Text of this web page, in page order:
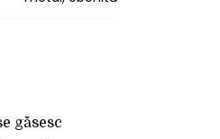
găsesc